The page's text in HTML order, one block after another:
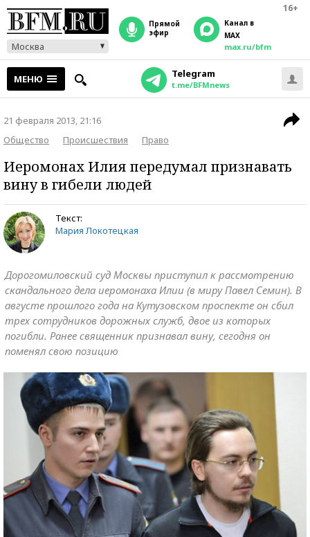
16+
Москва
прямой
эфир
Канал в
MAX
max.ru/bfm
МЕНЮ Telegram
t.me/BFMnews
21 февраля 2013, 21:16
Общество
Происшествия Право
Иеромонах Илия передумал признавать
вину в гибели людей
Текст:
Мария Локотецкая
Дорогомиловский суд Москвы приступил к рассмотрению
скандального дела иеромонаха Илии (в миру Павел Семин). В
августе прошлого года на Кутузовском проспекте он сбил
трех сотрудников дорожных служб, двое из которых
погибли. Ранее священник признавал вину, сегодня он
поменял свою позицию